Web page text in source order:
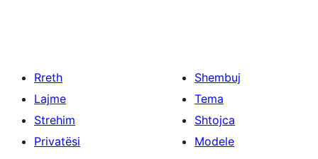
Rreth
Lajme
Strehim
Privatësi
Shembuj
Tema
Shtojca
Modele